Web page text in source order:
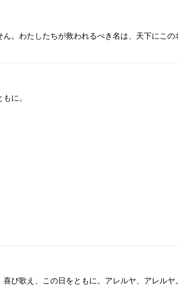
。わたしたちが救われるべき名は、天下にこの
に。
び歌え、この日をともに。アレルヤ、アレルヤ